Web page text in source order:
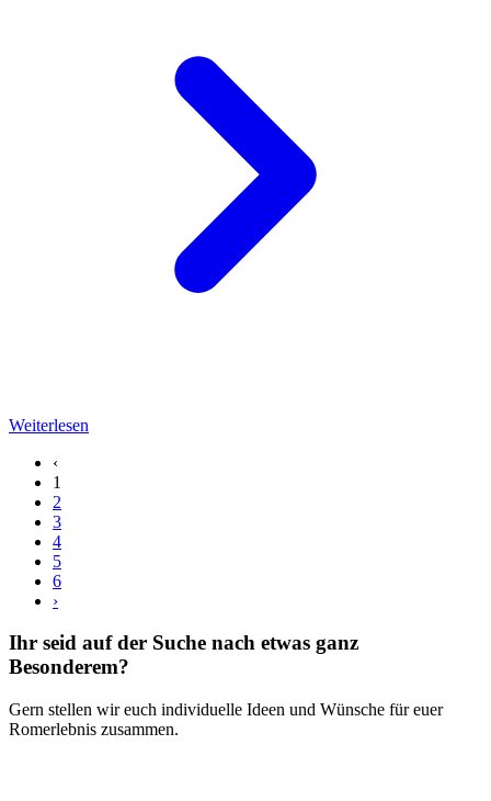
Weiterlesen
‹
1
2
3
4
5
6
›
Ihr seid auf der Suche nach etwas ganz
Besonderem?
Gern stellen wir euch individuelle Ideen und Wünsche für euer
Romerlebnis zusammen.